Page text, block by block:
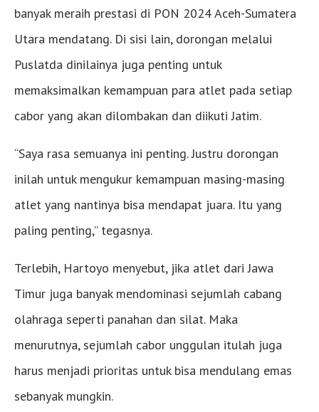
banyak meraih prestasi di PON 2024 Aceh-Sumatera
Utara mendatang. Di sisi lain, dorongan melalui
Puslatda dinilainya juga penting untuk
memaksimalkan kemampuan para atlet pada setiap
cabor yang akan dilombakan dan diikuti Jatim.
“Saya rasa semuanya ini penting. Justru dorongan
inilah untuk mengukur kemampuan masing-masing
atlet yang nantinya bisa mendapat juara. Itu yang
paling penting,” tegasnya.
Terlebih, Hartoyo menyebut, jika atlet dari Jawa
Timur juga banyak mendominasi sejumlah cabang
olahraga seperti panahan dan silat. Maka
menurutnya, sejumlah cabor unggulan itulah juga
harus menjadi prioritas untuk bisa mendulang emas
sebanyak mungkin.